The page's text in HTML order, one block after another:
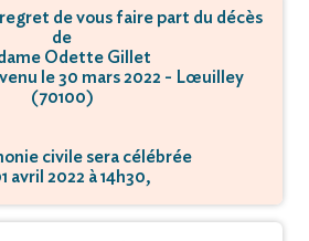
de vous faire part du décès
de
Odette Gillet
le 30 mars 2022 - Lœuilley
(70100)
civile sera célébrée
avril 2022 à 14h30,